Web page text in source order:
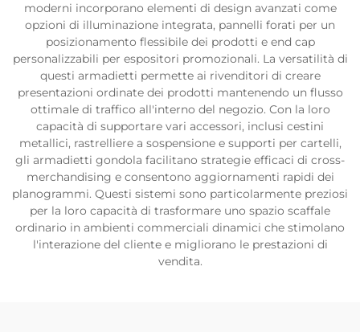
moderni incorporano elementi di design avanzati come
opzioni di illuminazione integrata, pannelli forati per un
posizionamento flessibile dei prodotti e end cap
personalizzabili per espositori promozionali. La versatilità di
questi armadietti permette ai rivenditori di creare
presentazioni ordinate dei prodotti mantenendo un flusso
ottimale di traffico all'interno del negozio. Con la loro
capacità di supportare vari accessori, inclusi cestini
metallici, rastrelliere a sospensione e supporti per cartelli,
gli armadietti gondola facilitano strategie efficaci di cross-
merchandising e consentono aggiornamenti rapidi dei
planogrammi. Questi sistemi sono particolarmente preziosi
per la loro capacità di trasformare uno spazio scaffale
ordinario in ambienti commerciali dinamici che stimolano
l'interazione del cliente e migliorano le prestazioni di
vendita.